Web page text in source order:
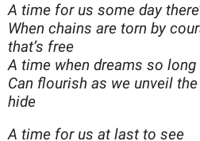
A time for us some day
When chains are torn by
that’s free
A time when dreams so long
Can flourish as we unveil
hide
A time for us at last to see